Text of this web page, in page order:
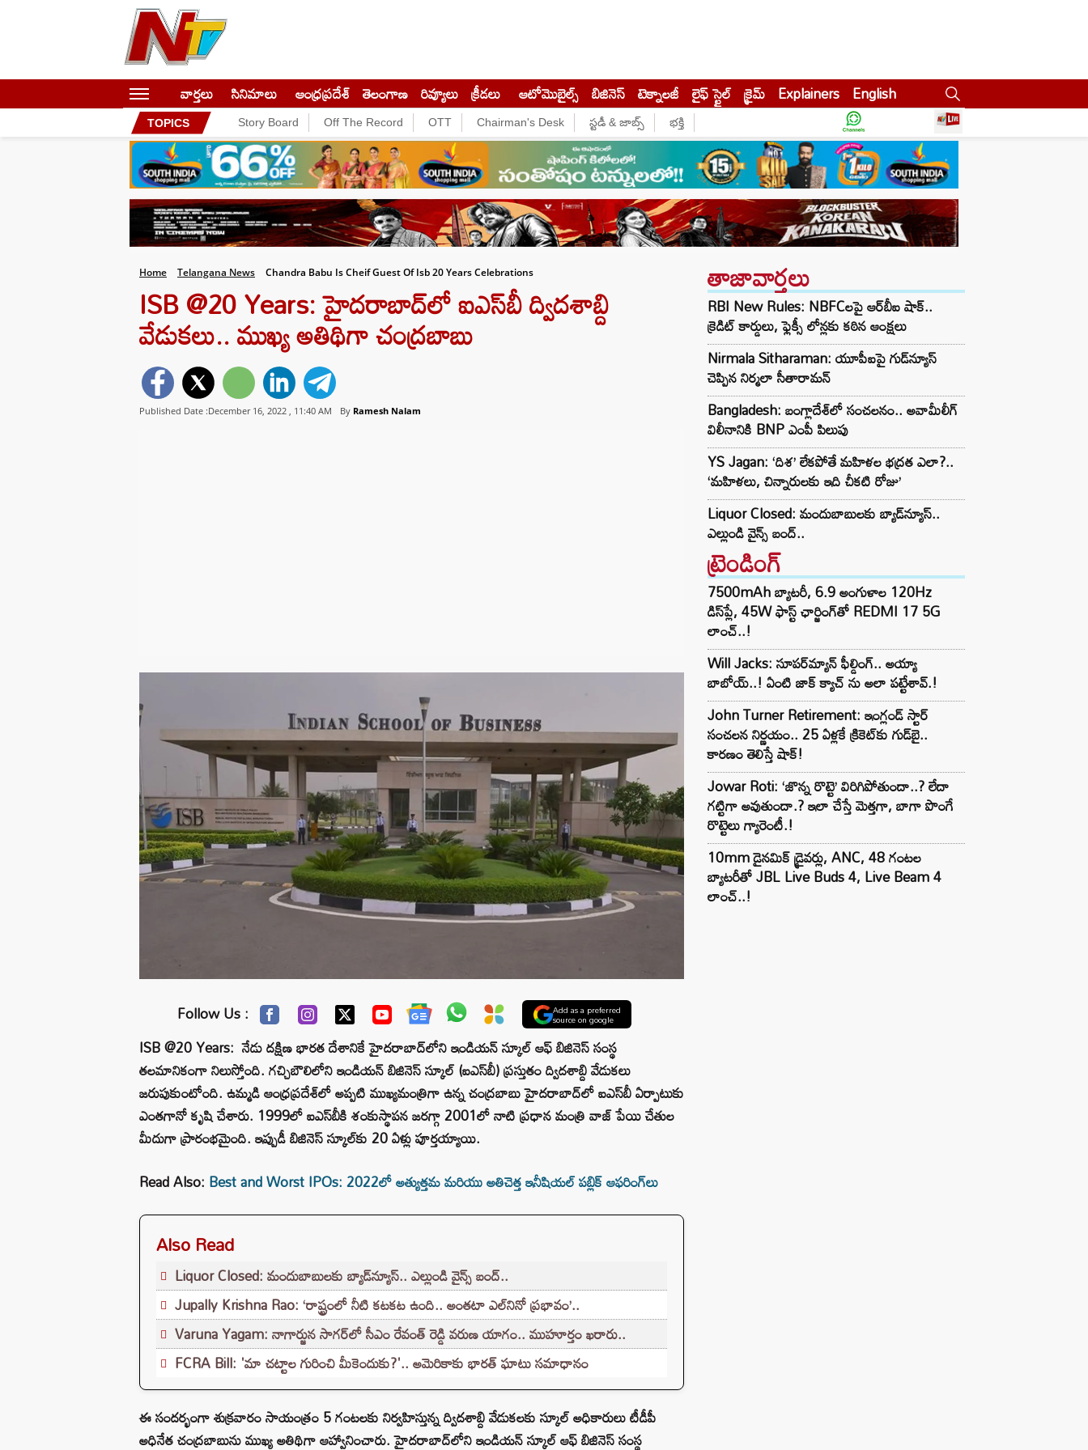
వార్తలు సినిమాలు ఆంధ్రప్రదేశ్ తెలంగాణ రివ్యూలు క్రీడలు ఆటోమొబైల్స్ బిజినెస్‌ టెక్నాలజీ లైఫ్ స్టైల్ క్రైమ్ Explainers English
TOPICS Story Board Off The Record OTT Chairman's Desk స్టడీ & జాబ్స్ భక్తి
Home Telangana News Chandra Babu Is Cheif Guest Of Isb 20 Years Celebrations
ISB @20 Years: హైదరాబాద్‌లో ఐఎస్‌బీ ద్విదశాబ్ది
వేడుకలు.. ముఖ్య అతిథిగా చంద్రబాబు
Published Date :December 16, 2022 , 11:40 AM By Ramesh Nalam
Follow Us : Add as a preferred
source on google
ISB @20 Years: నేడు దక్షిణ భారత దేశానికే హైదరాబాద్‌లోని ఇండియన్ స్కూల్ ఆఫ్ బిజినెస్ సంస్థ
తలమానికంగా నిలుస్తోంది. గచ్చిబౌలిలోని ఇండియన్ బిజినెస్ స్కూల్ (ఐఎస్‌బీ) ప్రస్తుతం ద్విదశాబ్ది వేడుకలు
జరుపుకుంటోంది. ఉమ్మడి ఆంధ్రప్రదేశ్‌లో అప్పటి ముఖ్యమంత్రిగా ఉన్న చంద్రబాబు హైదరాబాద్‌లో ఐఎస్‌బీ ఏర్పాటుకు
ఎంతగానో కృషి చేశారు. 1999లో ఐఎస్‌బీకి శంకుస్థాపన జరగ్గా 2001లో నాటి ప్రధాన మంత్రి వాజ్ పేయి చేతుల
మీదుగా ప్రారంభమైంది. ఇప్పుడీ బిజినెస్ స్కూల్‌కు 20 ఏళ్లు పూర్తయ్యాయి.
Read Also: Best and Worst IPOs: 2022లో అత్యుత్తమ మరియు అతిచెత్త ఇనీషియల్‌ పబ్లిక్‌ ఆఫరింగ్‌లు
Also Read
Liquor Closed: మందుబాబులకు బ్యాడ్‌న్యూస్.. ఎల్లుండి వైన్స్ బంద్..
Jupally Krishna Rao: ‘రాష్ట్రంలో నీటి కటకట ఉంది.. అంతటా ఎల్‌నినో ప్రభావం’..
Varuna Yagam: నాగార్జున సాగ‌ర్‌లో సీఎం రేవంత్ రెడ్డి వరుణ యాగం.. ముహూర్తం ఖరారు..
FCRA Bill: 'మా చట్టాల గురించి మీకెందుకు?'.. అమెరికాకు భారత్ ఘాటు సమాధానం
ఈ సందర్భంగా శుక్రవారం సాయంత్రం 5 గంటలకు నిర్వహిస్తున్న ద్విదశాబ్ది వేడుకలకు స్కూల్ అధికారులు టీడీపీ
అధినేత చంద్రబాబును ముఖ్య అతిథిగా ఆహ్వానించారు. హైదరాబాద్‌లోని ఇండియన్ స్కూల్ ఆఫ్ బిజినెస్ సంస్థ
తాజావార్తలు
RBI New Rules: NBFCలపై ఆర్‌బీఐ షాక్..
క్రెడిట్ కార్డులు, ఫ్లెక్సీ లోన్లకు కఠిన ఆంక్షలు
Nirmala Sitharaman: యూపీఐపై గుడ్‌న్యూస్
చెప్పిన నిర్మలా సీతారామన్
Bangladesh: బంగ్లాదేశ్‌లో సంచలనం.. అవామీలీగ్‌
విలీనానికి BNP ఎంపీ పిలుపు
YS Jagan: ‘దిశ’ లేకపోతే మహిళల భద్రత ఎలా?..
‘మహిళలు, చిన్నారులకు ఇది చీకటి రోజు’
Liquor Closed: మందుబాబులకు బ్యాడ్‌న్యూస్..
ఎల్లుండి వైన్స్ బంద్..
ట్రెండింగ్‌
7500mAh బ్యాటరీ, 6.9 అంగుళాల 120Hz
డిస్‌ప్లే, 45W ఫాస్ట్ ఛార్జింగ్‌తో REDMI 17 5G
లాంచ్..!
Will Jacks: సూపర్‌మ్యాన్ ఫీల్డింగ్.. అయ్యా
బాబోయ్..! ఏంటి జాక్ క్యాచ్ ను అలా పట్టేశావ్.!
John Turner Retirement: ఇంగ్లండ్ స్టార్
సంచలన నిర్ణయం.. 25 ఏళ్లకే క్రికెట్‌కు గుడ్‌బై..
కారణం తెలిస్తే షాక్!
Jowar Roti: ‘జొన్న రొట్టె’ విరిగిపోతుందా..? లేదా
గట్టిగా అవుతుందా.? ఇలా చేస్తే మెత్తగా, బాగా పొంగే
రొట్టెలు గ్యారెంటీ.!
10mm డైనమిక్ డ్రైవర్లు, ANC, 48 గంటల
బ్యాటరీతో JBL Live Buds 4, Live Beam 4
లాంచ్..!